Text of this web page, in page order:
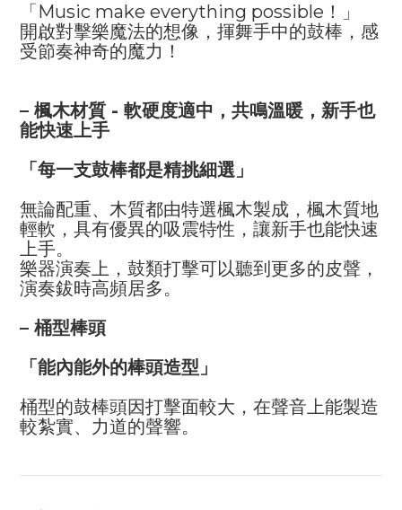
「Music make everything possible！」
開啟對擊樂魔法的想像，揮舞手中的鼓棒，感
受節奏神奇的魔力！
– 楓木材質 - 軟硬度適中，共鳴溫暖，新手也
能快速上手
「每一支鼓棒都是精挑細選」
無論配重、木質都由特選楓木製成，楓木質地
輕軟，具有優異的吸震特性，讓新手也能快速
上手。
樂器演奏上，鼓類打擊可以聽到更多的皮聲，
演奏鈸時高頻居多。
– 桶型棒頭
「能內能外的棒頭造型」
桶型的鼓棒頭因打擊面較大，在聲音上能製造
較紮實、力道的聲響。